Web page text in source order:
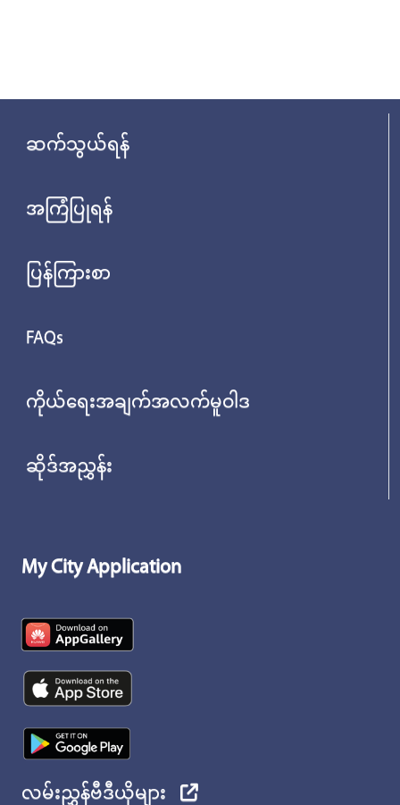
ဆက်သွယ်ရန်
အကြံပြုရန်
ပြန်ကြားစာ
FAQs
ကိုယ်ရေးအချက်အလက်မူဝါဒ
ဆိုဒ်အညွှန်း
My City Application
လမ်းညွှန်ဗီဒီယိုများ